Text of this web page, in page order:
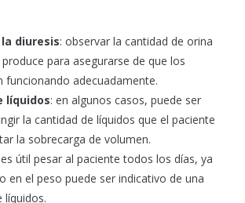
diuresis: observar la cantidad de orina
para asegurarse de que los
funcionando adecuadamente.
líquidos: en algunos casos, puede ser
la cantidad de líquidos que el paciente
la sobrecarga de volumen.
es útil pesar al paciente todos los días, ya
en el peso puede ser indicativo de una
líquidos.